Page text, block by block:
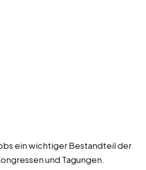
ein wichtiger Bestandteil der
und Tagungen.